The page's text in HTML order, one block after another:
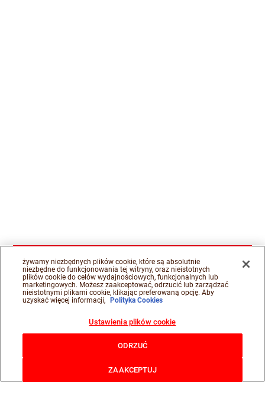
żywamy niezbędnych plików cookie, które są absolutnie
niezbędne do funkcjonowania tej witryny, oraz nieistotnych
plików cookie do celów wydajnościowych, funkcjonalnych lub
marketingowych. Możesz zaakceptować, odrzucić lub zarządzać
nieistotnymi plikami cookie, klikając preferowaną opcję. Aby
uzyskać więcej informacji,
Polityka Cookies
Ustawienia plików cookie
ODRZUĆ
ZAAKCEPTUJ